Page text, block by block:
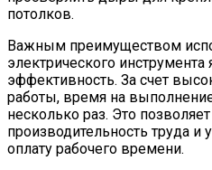
потолков.
Важным преимуществом
электрического инструмента
эффективность. За счет
работы, время на
несколько раз. Это
производительность труда и
оплату рабочего времени.